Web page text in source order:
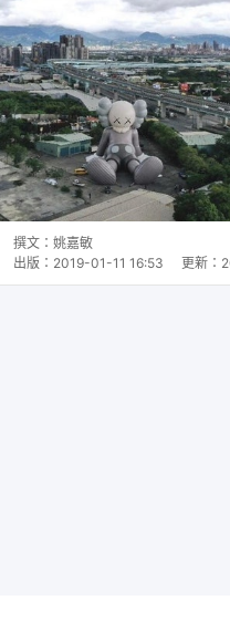
撰文： 姚嘉敏
出版： 2019-01-11 16:53 更新：